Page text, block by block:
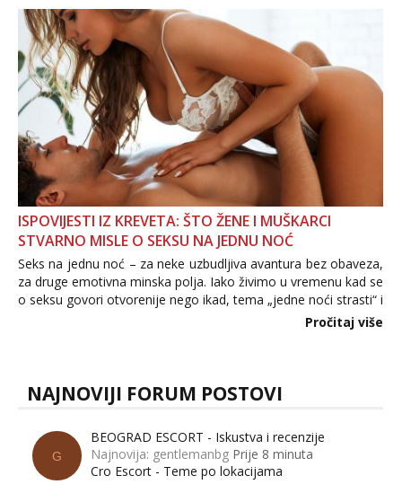
povjerenje. Takođe...
ISPOVIJESTI IZ KREVETA: ŠTO ŽENE I MUŠKARCI
STVARNO MISLE O SEKSU NA JEDNU NOĆ
Seks na jednu noć – za neke uzbudljiva avantura bez obaveza,
za druge emotivna minska polja. Iako živimo u vremenu kad se
o seksu govori otvorenije nego ikad, tema „jedne noći strasti“ i
dalje izaziva burne rasprave. Što zapravo misle žene, a što
Pročitaj više
NAJNOVIJI FORUM POSTOVI
G
BEOGRAD ESCORT - Iskustva i recenzije
Najnovija: gentlemanbg Prije 8 minuta
Cro Escort - Teme po lokacijama